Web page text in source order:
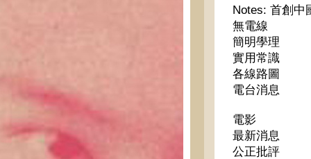
Notes: 首創中
無電線
簡明學理
實用常識
各線路圖
電台消息
電影
最新消息
公正批評